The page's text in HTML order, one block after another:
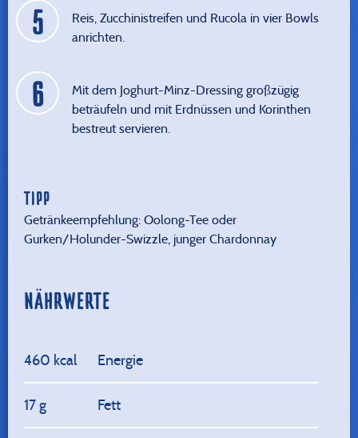
Reis, Zucchinistreifen und Rucola in vier Bowls
anrichten.
Mit dem Joghurt-Minz-Dressing großzügig
beträufeln und mit Erdnüssen und Korinthen
bestreut servieren.
TIPP
Getränkeempfehlung: Oolong-Tee oder
Gurken/Holunder-Swizzle, junger Chardonnay
NÄHRWERTE
460 kcal Energie
17 g Fett